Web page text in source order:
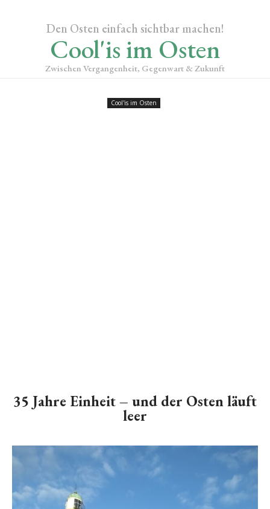
Den Osten einfach sichtbar machen!
Cool'is im Osten
Zwischen Vergangenheit, Gegenwart & Zukunft
Cool'is im Osten
35 Jahre Einheit – und der Osten läuft
leer